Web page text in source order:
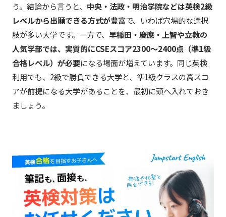
う。結論から言うと、 中央・法政・明治学院などは英検2級
レベルから出願できる方式が豊富で、いわば穴場的な選択
肢が多い大学です。一方で、 早稲田・慶應・上智や立教の
人気学部では、実質的にCSEスコア2300〜2400点（準1級
合格レベル）が必要になる場面が増えています。同じ英検
利用でも、2級で勝負できる大学と、準1級クラスの高スコ
アが前提になる大学があることを、最初に頭へ入れておき
ましょう。